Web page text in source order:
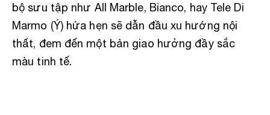
bộ sưu tập như All Marble, Bianco, hay Tele Di
Marmo (Ý) hứa hẹn sẽ dẫn đầu xu hướng nội
thất, đem đến một bản giao hưởng đầy sắc
màu tinh tế.